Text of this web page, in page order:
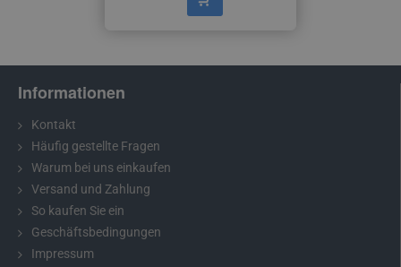
Informationen
Kontakt
Häufig gestellte Fragen
Warum bei uns einkaufen
Versand und Zahlung
So kaufen Sie ein
Geschäftsbedingungen
Impressum